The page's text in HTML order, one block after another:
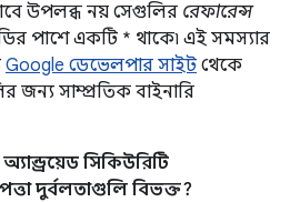
উপলব্ধ নয় সেগুলির রেফারেন্স
পাশে একটি * থাকে৷ এই সমস্যার
Google ডেভেলপার সাইট থেকে
জন্য সাম্প্রতিক বাইনারি
সিকিউরিটি
দুর্বলতাগুলি বিভক্ত?